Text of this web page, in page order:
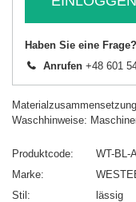
Haben Sie eine
Anrufen +48 601
Waschhinweise:
Produktcode
WT-BL-
Marke
Stil
lässig